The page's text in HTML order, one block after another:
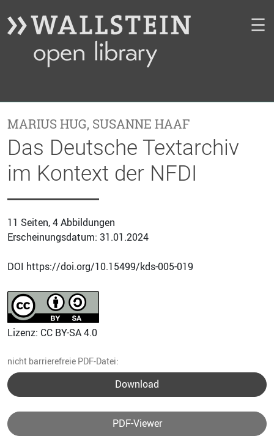
☰
MARIUS HUG, SUSANNE HAAF
Das Deutsche Textarchiv
im Kontext der NFDI
11 Seiten, 4 Abbildungen
Erscheinungsdatum: 31.01.2024
DOI https://doi.org/10.15499/kds-005-019
Lizenz: CC BY-SA 4.0
nicht barrierefreie PDF-Datei:
Download
PDF-Viewer